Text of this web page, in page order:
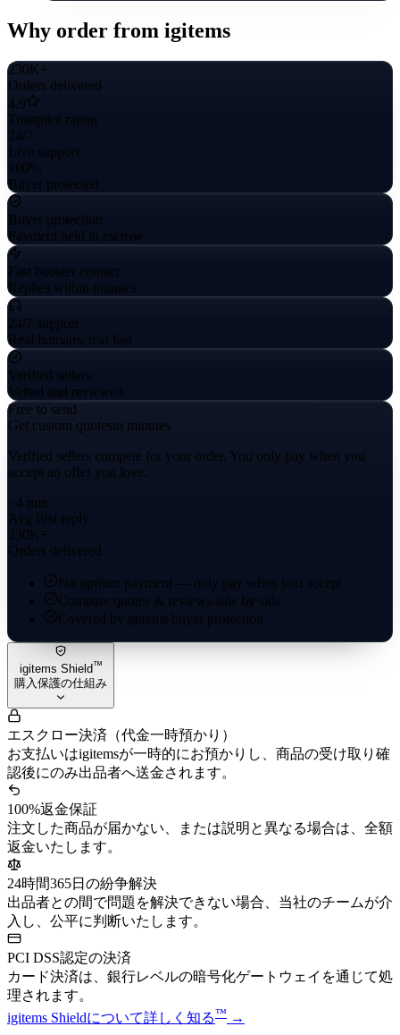
Why order from igitems
230K+
Orders delivered
4.9
Trustpilot rating
24/7
Live support
100%
Buyer protected
Buyer protection
Payment held in escrow
Fast booster contact
Replies within minutes
24/7 support
Real humans, real fast
Verified sellers
Vetted and reviewed
Free to send
Get custom quotesin minutes
Verified sellers compete for your order. You only pay when you
accept an offer you love.
~4 min
Avg first reply
230K+
Orders delivered
No upfront payment — only pay when you accept
Compare quotes & reviews side by side
Covered by igitems buyer protection
igitems Shield™
購入保護の仕組み
エスクロー決済（代金一時預かり）
お支払いはigitemsが一時的にお預かりし、商品の受け取り確
認後にのみ出品者へ送金されます。
100%返金保証
注文した商品が届かない、または説明と異なる場合は、全額
返金いたします。
24時間365日の紛争解決
出品者との間で問題を解決できない場合、当社のチームが介
入し、公平に判断いたします。
PCI DSS認定の決済
カード決済は、銀行レベルの暗号化ゲートウェイを通じて処
理されます。
igitems Shieldについて詳しく知る™ →